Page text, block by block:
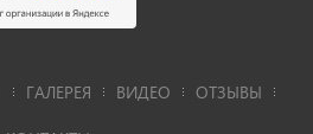
ГАЛЕРЕЯ ВИДЕО ОТЗЫВЫ